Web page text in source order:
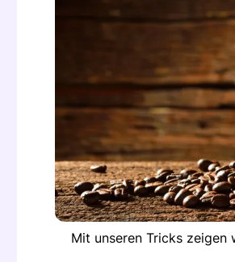
Mit unseren Tricks zeigen